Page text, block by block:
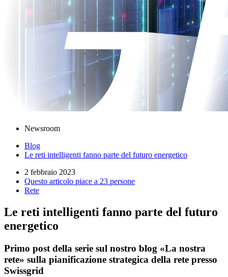
Newsroom
Blog
Le reti intelligenti fanno parte del futuro energetico
2 febbraio 2023
Questo articolo piace a 23 persone
Rete
Le reti intelligenti fanno parte del futuro
energetico
Primo post della serie sul nostro blog «La nostra
rete» sulla pianificazione strategica della rete presso
Swissgrid